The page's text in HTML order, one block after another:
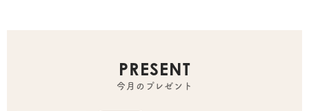
PRESENT
今月のプレゼント